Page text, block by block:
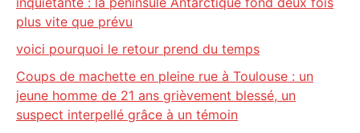
plus vite que prévu
voici pourquoi le retour prend du temps
Coups de machette en pleine rue à Toulouse : un
jeune homme de 21 ans grièvement blessé, un
suspect interpellé grâce à un témoin